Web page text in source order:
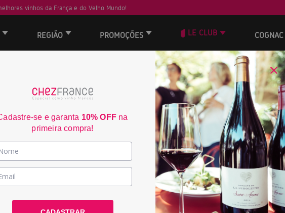
vinhos da França e do Velho Mundo!
REGIÃO PROMOÇÕES LE CLUB COGNAC
ORDENAR POR:
90
se e garanta 10% OFF na
primeira compra!